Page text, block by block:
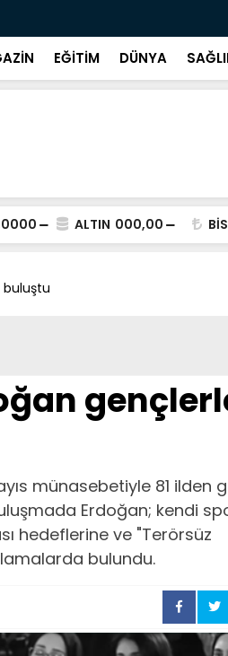
EĞİTİM DÜNYA
ALTIN 000,00
buluştu
münasebetiyle 81 ilden
Erdoğan; kendi
hedeflerine ve "Terörsüz
bulundu.